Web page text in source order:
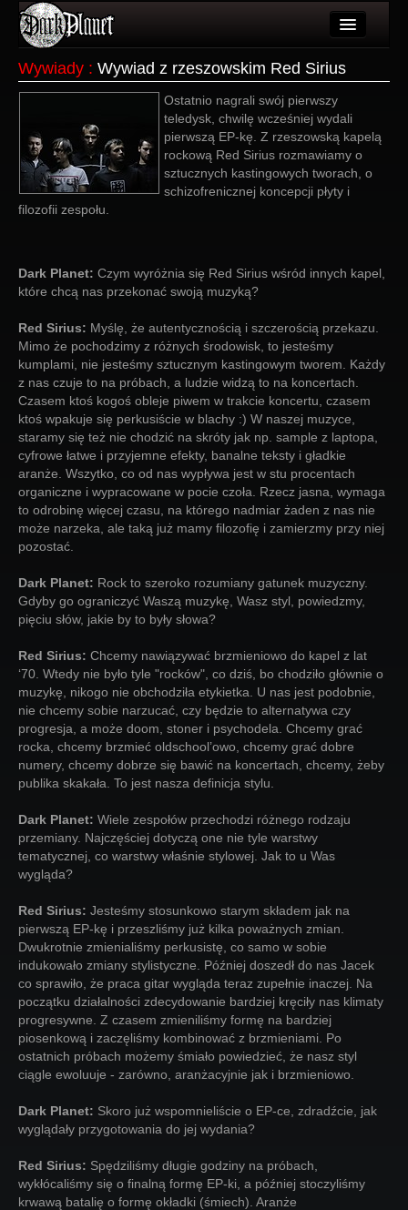
Użytkownicy
Wydarzenia
Galeria
Login
Wywiady : Wywiad z rzeszowskim Red Sirius
Ostatnio nagrali swój pierwszy
teledysk, chwilę wcześniej wydali
pierwszą EP-kę. Z rzeszowską kapelą
rockową Red Sirius rozmawiamy o
sztucznych kastingowych tworach, o
schizofrenicznej koncepcji płyty i
filozofii zespołu.
Dark Planet: Czym wyróżnia się Red Sirius wśród innych kapel,
które chcą nas przekonać swoją muzyką?
Red Sirius: Myślę, że autentycznością i szczerością przekazu.
Mimo że pochodzimy z różnych środowisk, to jesteśmy
kumplami, nie jesteśmy sztucznym kastingowym tworem. Każdy
z nas czuje to na próbach, a ludzie widzą to na koncertach.
Czasem ktoś kogoś obleje piwem w trakcie koncertu, czasem
ktoś wpakuje się perkusiście w blachy :) W naszej muzyce,
staramy się też nie chodzić na skróty jak np. sample z laptopa,
cyfrowe łatwe i przyjemne efekty, banalne teksty i gładkie
aranże. Wszytko, co od nas wypływa jest w stu procentach
organiczne i wypracowane w pocie czoła. Rzecz jasna, wymaga
to odrobinę więcej czasu, na którego nadmiar żaden z nas nie
może narzeka, ale taką już mamy filozofię i zamierzmy przy niej
pozostać.
Dark Planet: Rock to szeroko rozumiany gatunek muzyczny.
Gdyby go ograniczyć Waszą muzykę, Wasz styl, powiedzmy,
pięciu słów, jakie by to były słowa?
Red Sirius: Chcemy nawiązywać brzmieniowo do kapel z lat
‘70. Wtedy nie było tyle "rocków", co dziś, bo chodziło głównie o
muzykę, nikogo nie obchodziła etykietka. U nas jest podobnie,
nie chcemy sobie narzucać, czy będzie to alternatywa czy
progresja, a może doom, stoner i psychodela. Chcemy grać
rocka, chcemy brzmieć oldschool’owo, chcemy grać dobre
numery, chcemy dobrze się bawić na koncertach, chcemy, żeby
publika skakała. To jest nasza definicja stylu.
Dark Planet: Wiele zespołów przechodzi różnego rodzaju
przemiany. Najczęściej dotyczą one nie tyle warstwy
tematycznej, co warstwy właśnie stylowej. Jak to u Was
wygląda?
Red Sirius: Jesteśmy stosunkowo starym składem jak na
pierwszą EP-kę i przeszliśmy już kilka poważnych zmian.
Dwukrotnie zmienialiśmy perkusistę, co samo w sobie
indukowało zmiany stylistyczne. Później doszedł do nas Jacek
co sprawiło, że praca gitar wygląda teraz zupełnie inaczej. Na
początku działalności zdecydowanie bardziej kręciły nas klimaty
progresywne. Z czasem zmieniliśmy formę na bardziej
piosenkową i zaczęliśmy kombinować z brzmieniami. Po
ostatnich próbach możemy śmiało powiedzieć, że nasz styl
ciągle ewoluuje - zarówno, aranżacyjnie jak i brzmieniowo.
Dark Planet: Skoro już wspomnieliście o EP-ce, zdradźcie, jak
wyglądały przygotowania do jej wydania?
Red Sirius: Spędziliśmy długie godziny na próbach,
wykłócaliśmy się o finalną formę EP-ki, a później stoczyliśmy
krwawą batalię o formę okładki (śmiech). Aranże